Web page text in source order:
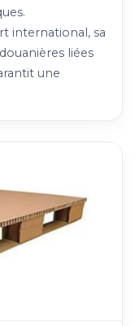
international, sa
liées
une